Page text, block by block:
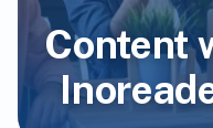
Content